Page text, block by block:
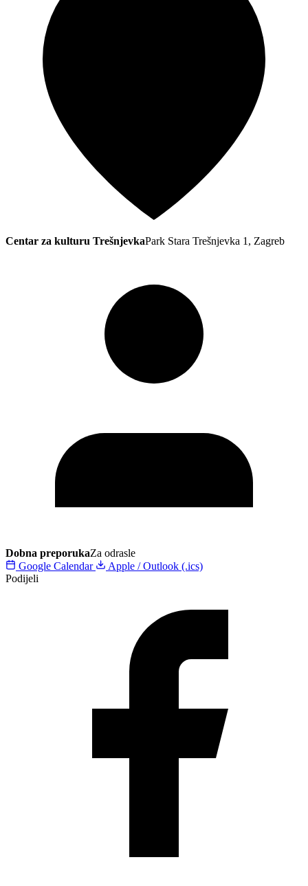
Centar za kulturu TrešnjevkaPark Stara Trešnjevka 1, Zagreb
Dobna preporukaZa odrasle
Google Calendar
Apple / Outlook (.ics)
Podijeli